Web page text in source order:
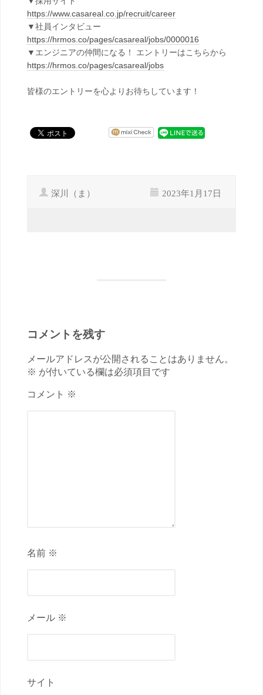
https://www.casareal.co.jp/recruit/career
▼社員インタビュー
https://hrmos.co/pages/casareal/jobs/0000016
▼エンジニアの仲間になる！ エントリーはこちらから
https://hrmos.co/pages/casareal/jobs
皆様のエントリーを心よりお待ちしています！
深川（ま） 2023年1月17日
コメントを残す
メールアドレスが公開されることはありません。
※ が付いている欄は必須項目です
コメント ※
名前 ※
メール ※
サイト